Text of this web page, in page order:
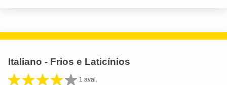
Italiano - Frios e Laticínios
1 aval.